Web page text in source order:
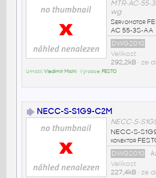
MTR-AC-55-
wg
Servomotor
AC 55-3S-AA
DWG2010
Velikost
292,2kB• ze
Umístil:Vladimír Michl • Výrobce: FESTO
NECC-S-S1G9-C2M
NECC-S-
NECC-S-
konektor
DWG2010
Velikost
227,4kB• ze